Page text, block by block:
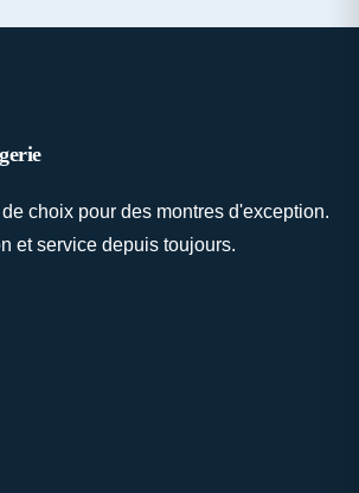
choix pour des montres d'exception.
et service depuis toujours.